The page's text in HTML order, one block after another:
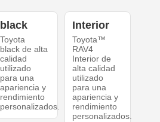
black
Toyota
black de alta
calidad
utilizado
para una
apariencia y
rendimiento
personalizados.
Interior
Toyota™
RAV4
Interior de
alta calidad
utilizado
para una
apariencia y
rendimiento
personalizados.